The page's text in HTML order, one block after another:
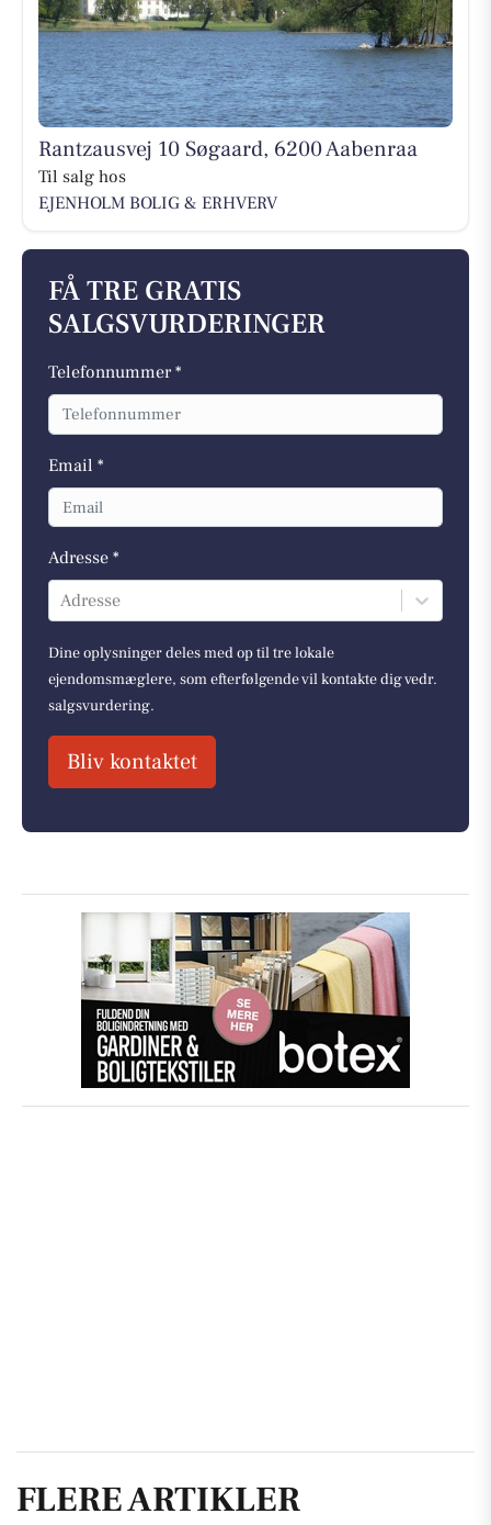
Rantzausvej 10 Søgaard, 6200 Aabenraa
Til salg hos
EJENHOLM BOLIG & ERHVERV
FÅ TRE GRATIS
SALGSVURDERINGER
Telefonnummer *
Email *
Adresse *
Adresse
Dine oplysninger deles med op til tre lokale
ejendomsmæglere, som efterfølgende vil kontakte dig vedr.
salgsvurdering.
Bliv kontaktet
FLERE ARTIKLER